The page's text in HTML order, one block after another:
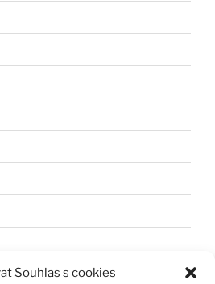
Souhlas s cookies